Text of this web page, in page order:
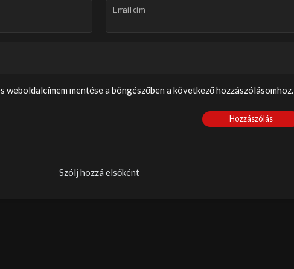
Email cím
weboldalcímem mentése a böngészőben a következő hozzászólásomhoz.
Hozzászólás
Szólj hozzá elsőként